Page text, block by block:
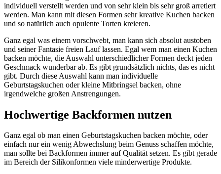
individuell verstellt werden und von sehr klein bis sehr groß arretiert
werden. Man kann mit diesen Formen sehr kreative Kuchen backen
und so natürlich auch opulente Torten kreieren.
Ganz egal was einem vorschwebt, man kann sich absolut austoben
und seiner Fantasie freien Lauf lassen. Egal wem man einen Kuchen
backen möchte, die Auswahl unterschiedlicher Formen deckt jeden
Geschmack wunderbar ab. Es gibt grundsätzlich nichts, das es nicht
gibt. Durch diese Auswahl kann man individuelle
Geburtstagskuchen oder kleine Mitbringsel backen, ohne
irgendwelche großen Anstrengungen.
Hochwertige Backformen nutzen
Ganz egal ob man einen Geburtstagskuchen backen möchte, oder
einfach nur ein wenig Abwechslung beim Genuss schaffen möchte,
man sollte bei Backformen immer auf Qualität setzen. Es gibt gerade
im Bereich der Silikonformen viele minderwertige Produkte.